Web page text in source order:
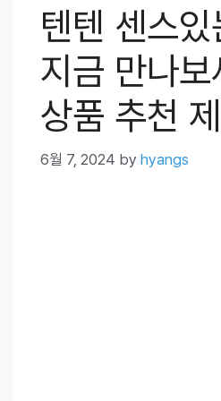
텐텐 센스
지금 만나보
상품 추천
6월 7, 2024 by hyangs